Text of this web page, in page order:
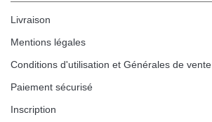
Livraison
Mentions légales
Conditions d'utilisation et Générales de vente
Paiement sécurisé
Inscription